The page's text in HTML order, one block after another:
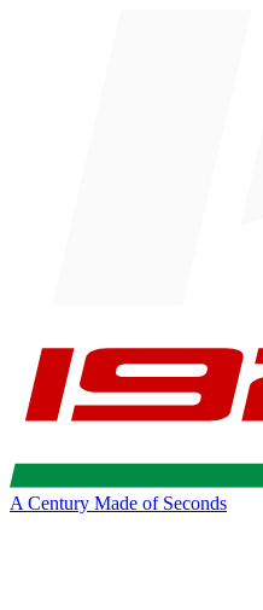
A Century Made of Seconds